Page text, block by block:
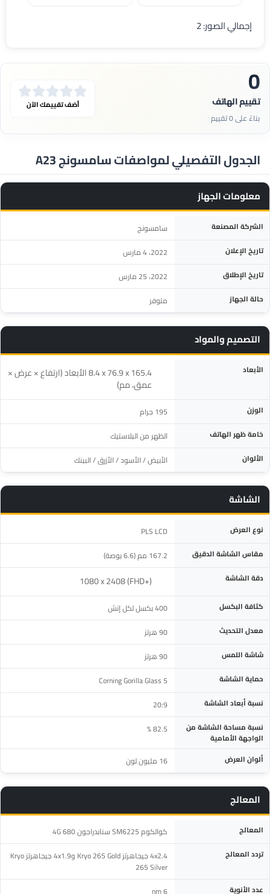
إجمالي الصور: 2
0
تقييم الهاتف
بناءً على 0 تقييم
أضف تقييمك الآن
الجدول التفصيلي لمواصفات سامسونج A23
معلومات الجهاز
المواصفة التفاصيل
الشركة المصنعة سامسونج
تاريخ الإعلان 2022، 4 مارس
تاريخ الإطلاق 2022، 25 مارس
حالة الجهاز متوفر
التصميم والمواد
المواصفة
الأبعاد ‎8.4 x 76.9 x 165.4‎ الأبعاد (ارتفاع × عرض ×
عمق، مم)
الوزن 195‎ جرام
خامة ظهر الهاتف الظهر من البلاستيك
الألوان الأبيض / الأسود / الأزرق / البينك
الشاشة
المواصفة
نوع العرض PLS LCD
مقاس الشاشة الدقيق ‎167.2 مم (6.6 بوصة)‎
دقة الشاشة ‎1080 x 2408 (FHD+)‎
كثافة البكسل 400 بكسل لكل إنش
معدل التحديث 90 هرتز
شاشة اللمس 90 هرتز
حماية الشاشة Corning Gorilla Glass 5
نسبة أبعاد الشاشة 20:9
نسبة مساحة الشاشة من
الواجهة الأمامية
82.5 %
ألوان العرض 16 مليون لون
المعالج
المواصفة
المعالج كوالكوم SM6225 سنابدراجون 680 4G
تردد المعالج
4x2.4 جيجاهرتز Kryo 265 Gold و4x1.9 جيجاهرتز Kryo
265 Silver
عدد الأنوية